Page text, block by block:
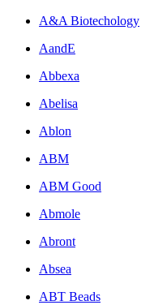
A&A Biotechology
AandE
Abbexa
Abelisa
Ablon
ABM
ABM Good
Abmole
Abront
Absea
ABT Beads